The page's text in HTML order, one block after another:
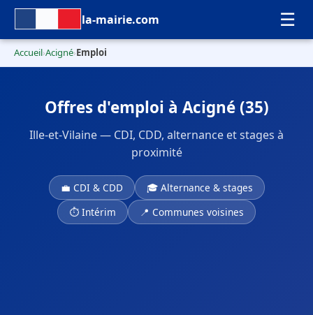
la-mairie.com ☰
Accueil›Acigné›Emploi
Offres d'emploi à Acigné (35)
Ille-et-Vilaine — CDI, CDD, alternance et stages à
proximité
💼 CDI & CDD
🎓 Alternance & stages
⏱ Intérim
📍 Communes voisines